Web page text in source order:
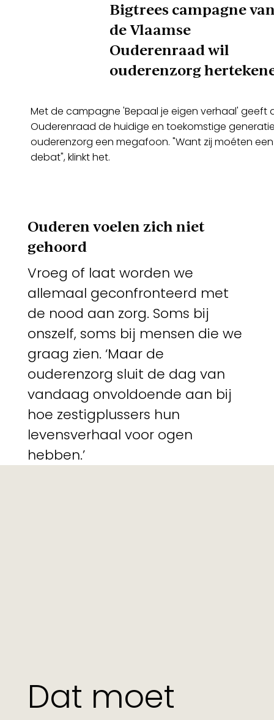
Bigtrees campagne
de Vlaamse
Ouderenraad wil
ouderenzorg
Met de campagne 'Bepaal je eigen verhaal' geeft
Ouderenraad de huidige en toekomstige
ouderenzorg een megafoon. "Want zij moéten
debat", klinkt het.
Ouderen voelen zich niet
gehoord
Vroeg of laat worden we
allemaal geconfronteerd met
de nood aan zorg. Soms bij
onszelf, soms bij mensen die we
graag zien. ‘Maar de
ouderenzorg sluit de dag van
vandaag onvoldoende aan bij
hoe zestigplussers hun
levensverhaal voor ogen
hebben.’
Dat moet